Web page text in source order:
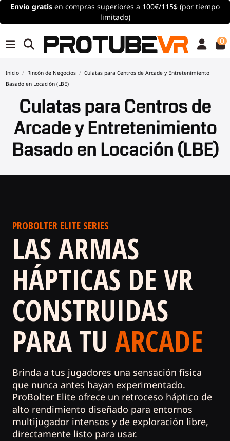
Envío gratis en compras superiores a 100€/115$ (por tiempo
limitado)
0
Inicio Rincón de Negocios
Culatas para Centros de Arcade y Entretenimiento
Basado en Locación (LBE)
Culatas para Centros de
Arcade y Entretenimiento
Basado en Locación (LBE)
PROBOLTER ELITE SERIES
LAS ARMAS
HÁPTICAS DE VR
CONSTRUIDAS
PARA TU ARCADE
Brinda a tus jugadores una sensación física
que nunca antes hayan experimentado.
ProBolter Elite ofrece un retroceso háptico de
alto rendimiento diseñado para entornos
multijugador intensos y de exploración libre,
directamente listo para usar.